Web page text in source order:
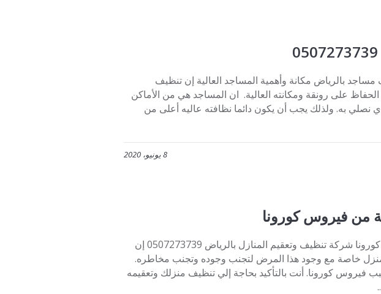
شركة تنظيف مساجد بالرياض مكانة وأهمية المساجد العالية إن تنظيف
على رونقة ومكانته العالية. ان المساجد هي من الأماكن
نصلي به. ولذلك يجب أن يكون دائما نظافته عاليه أعلى من
8 يونيو، 2020
من فيروس كورونا
تنظيف وتعقيم المنازل للوقاية من فيروس كورونا شركة تنظيف وتعقيم المنازل بالرياض 0507273739 إن
خاصة مع وجود هذا المرض لتجنب وجوده وتجنب مخاطره.
فيروس كورونا. أنت بالتأكيد بحاجة إلي تنظيف منزلك وتعقيمه